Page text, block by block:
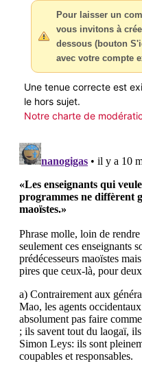
Pour laisser un
vous invitons à
dessous (bouton
avec votre compte
Une tenue correcte est
le hors sujet.
Notre charte de